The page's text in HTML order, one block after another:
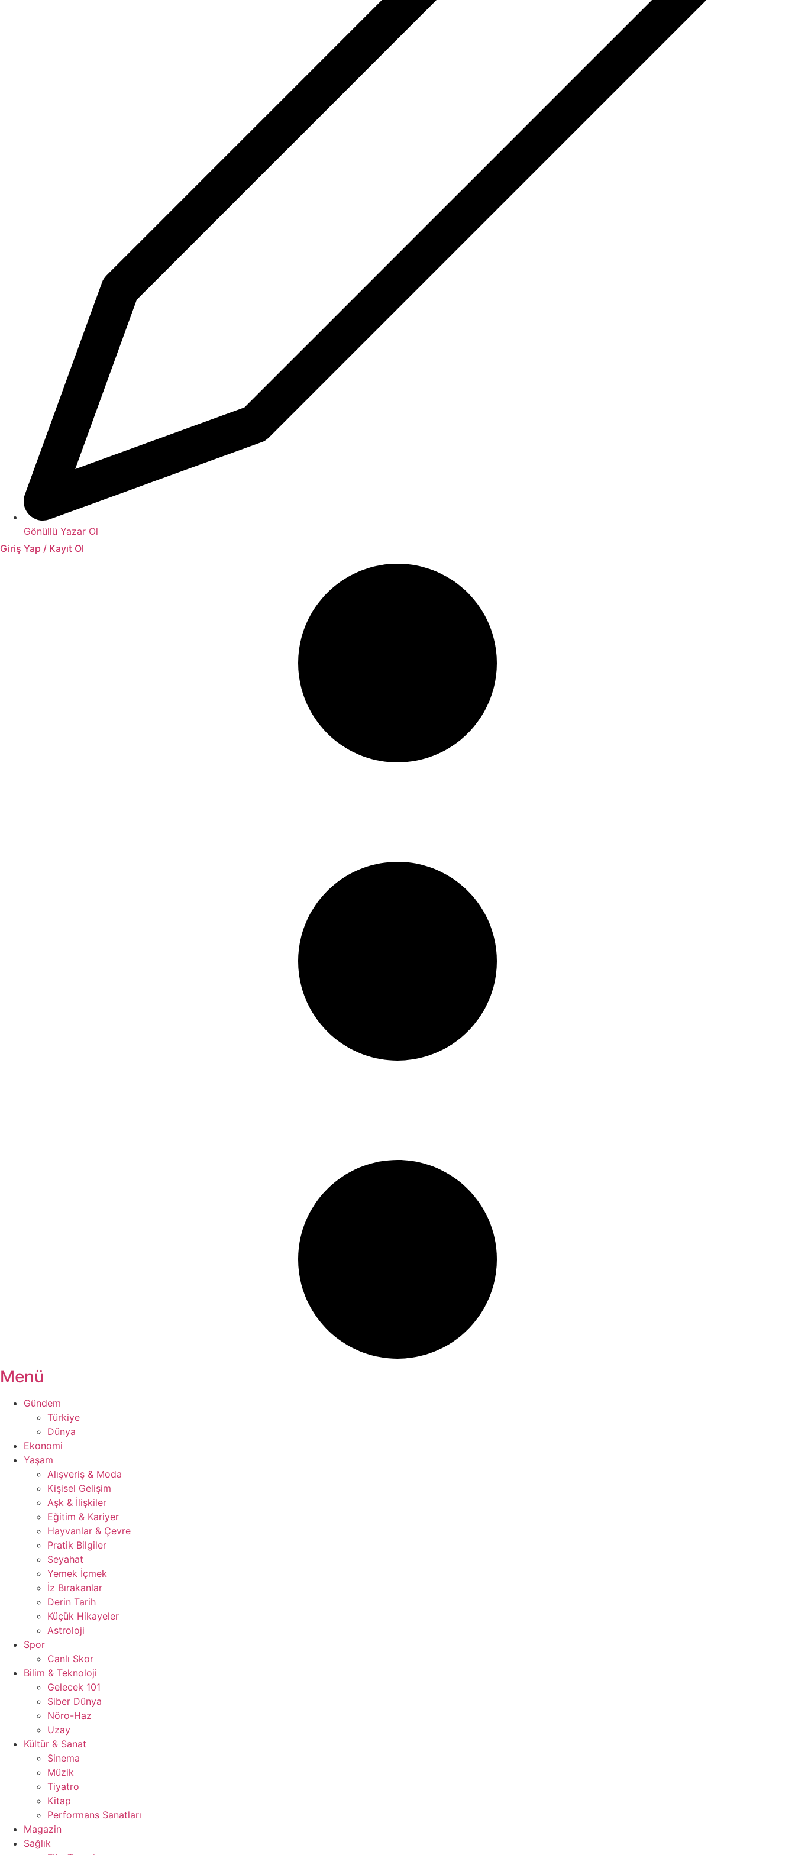
Gönüllü Yazar Ol
Giriş Yap / Kayıt Ol
Menü
Gündem
Türkiye
Dünya
Ekonomi
Yaşam
Alışveriş & Moda
Kişisel Gelişim
Aşk & İlişkiler
Eğitim & Kariyer
Hayvanlar & Çevre
Pratik Bilgiler
Seyahat
Yemek İçmek
İz Bırakanlar
Derin Tarih
Küçük Hikayeler
Astroloji
Spor
Canlı Skor
Bilim & Teknoloji
Gelecek 101
Siber Dünya
Nöro-Haz
Uzay
Kültür & Sanat
Sinema
Müzik
Tiyatro
Kitap
Performans Sanatları
Magazin
Sağlık